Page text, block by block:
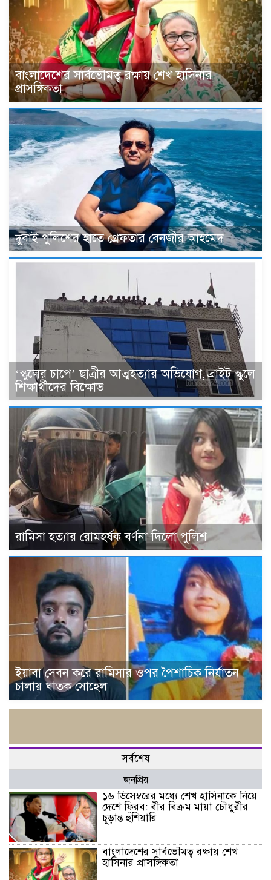
বাংলাদেশের সার্বভৌমত্ব রক্ষায় শেখ হাসিনার
প্রাসঙ্গিকতা
দুবাই পুলিশের হাতে গ্রেফতার বেনজীর আহমেদ
‘স্কুলের চাপে’ ছাত্রীর আত্মহত্যার অভিযোগ, ব্রাইট স্কুলে
শিক্ষার্থীদের বিক্ষোভ
রামিসা হত্যার রোমহর্ষক বর্ণনা দিলো পুলিশ
ইয়াবা সেবন করে রামিসার ওপর পৈশাচিক নির্যাতন
চালায় ঘাতক সোহেল
সর্বশেষ
জনপ্রিয়
১৬ ডিসেম্বরের মধ্যে শেখ হাসিনাকে নিয়ে
দেশে ফিরব: বীর বিক্রম মায়া চৌধুরীর
চূড়ান্ত হুঁশিয়ারি
বাংলাদেশের সার্বভৌমত্ব রক্ষায় শেখ
হাসিনার প্রাসঙ্গিকতা